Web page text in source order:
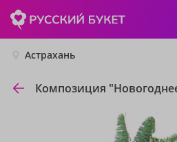
Астрахань
Композиция